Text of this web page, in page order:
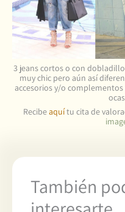
3 jeans cortos o con
muy chic pero aún así
accesorios y/o
Recibeaquítu cita de
También